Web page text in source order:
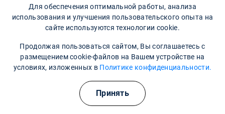
Для обеспечения оптимальной работы, анализа
использования и улучшения пользовательского опыта на
сайте используются технологии cookie.
Продолжая пользоваться сайтом, Вы соглашаетесь с
размещением cookie-файлов на Вашем устройстве на
условиях, изложенных в Политике конфиденциальности.
Принять